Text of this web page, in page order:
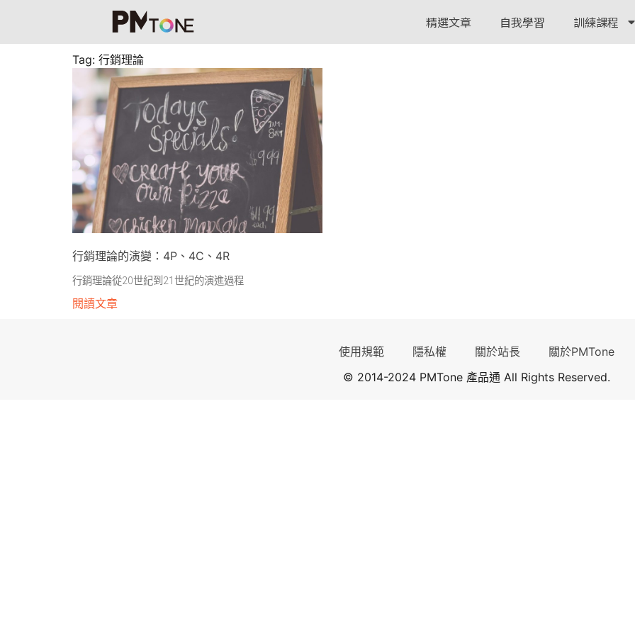
精選文章 自我學習 訓練課程
Tag: 行銷理論
行銷理論的演變：4P、4C、4R
行銷理論從20世紀到21世紀的演進過程
閱讀文章
使用規範 隱私權 關於站長
關於PMTone
© 2014-2024 PMTone 產品通 All Rights Reserved.